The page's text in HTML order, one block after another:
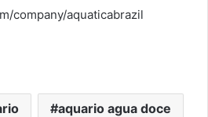
company/aquaticabrazil
aquario agua doce